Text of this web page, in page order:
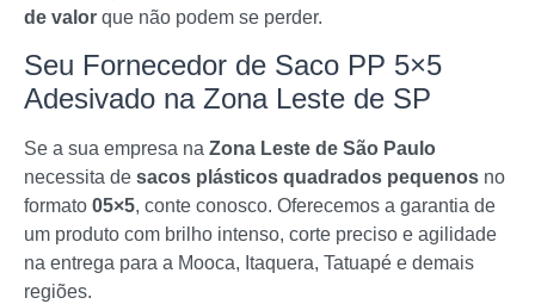
de valor que não podem se perder.
Seu Fornecedor de Saco PP 5×5
Adesivado na Zona Leste de SP
Se a sua empresa na Zona Leste de São Paulo
necessita de sacos plásticos quadrados pequenos no
formato 05×5, conte conosco. Oferecemos a garantia de
um produto com brilho intenso, corte preciso e agilidade
na entrega para a Mooca, Itaquera, Tatuapé e demais
regiões.